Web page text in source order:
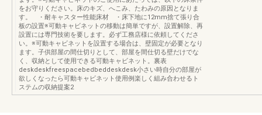
をお守りください。床のキズ、へこみ、たわみの原因となりま
す。 ・耐キャスター性能床材 ・床下地に12mm捨て張り合
板の設置※可動キャビネットの移動は簡単ですが、設置解除、再
設置には専門技術を要します。必ず工務店様に依頼してくださ
い。※可動キャビネットを設置する場合は、壁固定が必要となり
ます。子供部屋の間仕切りとして、部屋を間仕切る壁だけでな
く、収納として使用できる可動キャビネット。裏表
deskdeskfreespacebedbeddeskdesk小さい時自分の部屋が
欲しくなったら可動キャビネット使用例楽しく組み合わせるト
ステムの収納提案2